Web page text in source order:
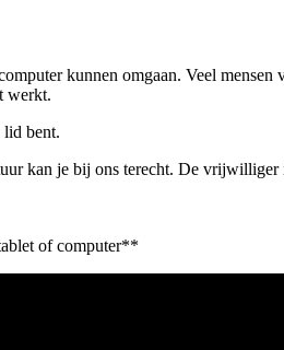
kunnen omgaan. Veel
werkt.
lid bent.
kan je bij ons terecht. De vrijwilliger
of computer**